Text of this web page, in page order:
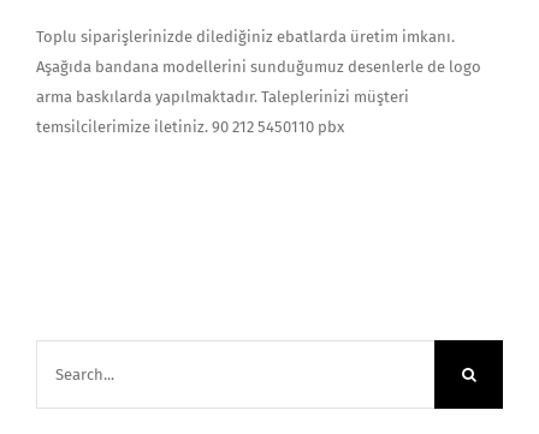
Toplu siparişlerinizde dilediğiniz ebatlarda üretim imkanı.
Aşağıda bandana modellerini sunduğumuz desenlerle de logo
arma baskılarda yapılmaktadır. Taleplerinizi müşteri
temsilcilerimize iletiniz. 90 212 5450110 pbx
for: